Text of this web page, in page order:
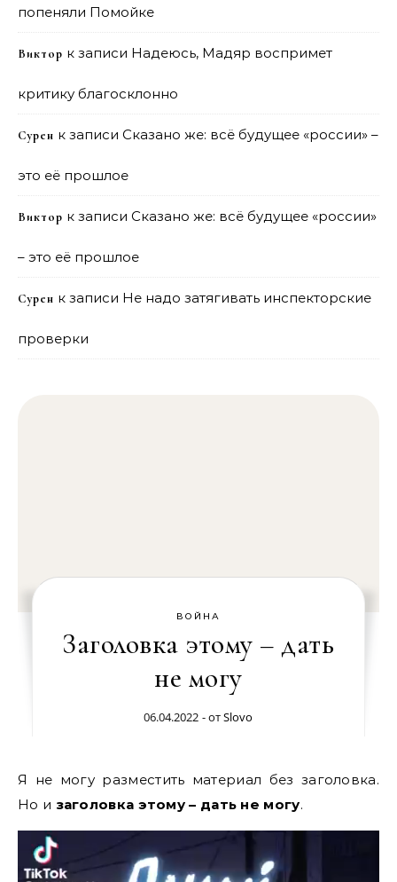
попеняли Помойке
Виктор к записи Надеюсь, Мадяр воспримет
критику благосклонно
Сурен к записи Сказано же: всё будущее «россии» –
это её прошлое
Виктор к записи Сказано же: всё будущее «россии»
– это её прошлое
Сурен к записи Не надо затягивать инспекторские
проверки
ВОЙНА
Заголовка этому – дать
не могу
06.04.2022 - отSlovo
Я не могу разместить материал без заголовка.
Но и заголовка этому – дать не могу.
Видеоплеер